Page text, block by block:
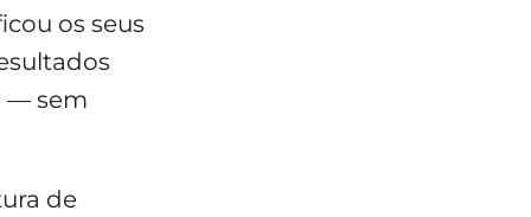
os seus
— sem
de